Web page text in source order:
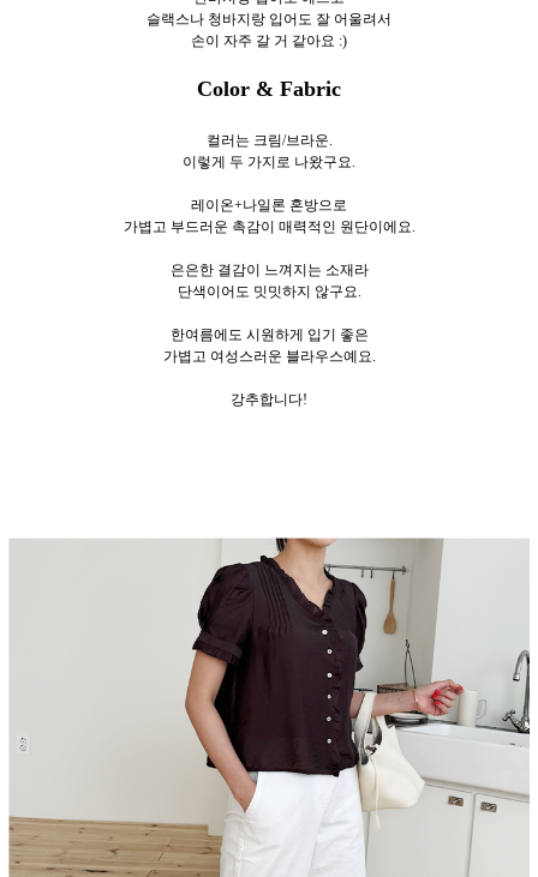
슬랙스나 청바지랑 입어도 잘 어울려서
손이 자주 갈 거 같아요 :)
Color & Fabric
컬러는 크림/브라운.
이렇게 두 가지로 나왔구요.
레이온+나일론 혼방으로
가볍고 부드러운 촉감이 매력적인 원단이에요.
은은한 결감이 느껴지는 소재라
단색이어도 밋밋하지 않구요.
한여름에도 시원하게 입기 좋은
가볍고 여성스러운 블라우스예요.
강추합니다!